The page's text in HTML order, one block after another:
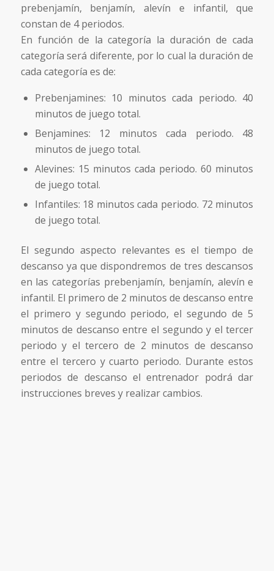
prebenjamín, benjamín, alevín e infantil, que
constan de 4 periodos.
En función de la categoría la duración de cada
categoría será diferente, por lo cual la duración de
cada categoría es de:
Prebenjamines: 10 minutos cada periodo. 40
minutos de juego total.
Benjamines: 12 minutos cada periodo. 48
minutos de juego total.
Alevines: 15 minutos cada periodo. 60 minutos
de juego total.
Infantiles: 18 minutos cada periodo. 72 minutos
de juego total.
El segundo aspecto relevantes es el tiempo de
descanso ya que dispondremos de tres descansos
en las categorías prebenjamín, benjamín, alevín e
infantil. El primero de 2 minutos de descanso entre
el primero y segundo periodo, el segundo de 5
minutos de descanso entre el segundo y el tercer
periodo y el tercero de 2 minutos de descanso
entre el tercero y cuarto periodo. Durante estos
periodos de descanso el entrenador podrá dar
instrucciones breves y realizar cambios.